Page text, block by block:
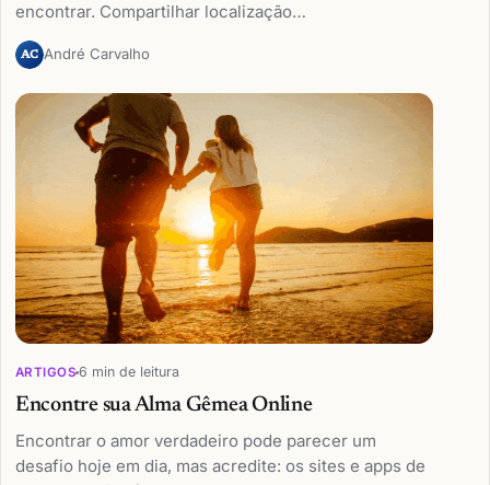
encontrar. Compartilhar localização…
AC André Carvalho
ARTIGOS 6 min de leitura
Encontre sua Alma Gêmea Online
Encontrar o amor verdadeiro pode parecer um
desafio hoje em dia, mas acredite: os sites e apps de